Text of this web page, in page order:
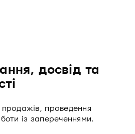
досвід та
проведення
із запереченнями.